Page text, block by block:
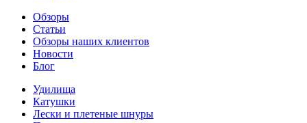
Обзоры
Статьи
Обзоры наших клиентов
Новости
Блог
Удилища
Катушки
Лески и плетеные шнуры